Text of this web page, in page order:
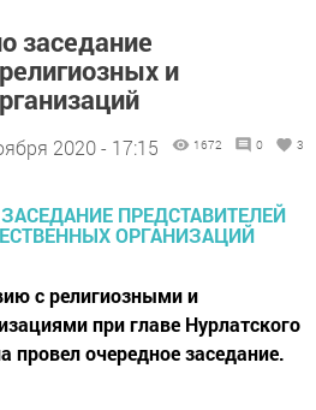
заседание
и
2020 - 17:15 1672 0 3
с религиозными и
при главе Нурлатского
провел очередное заседание.